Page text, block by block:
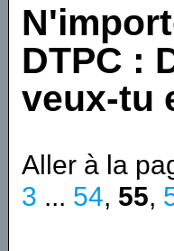
DTPC :
veux-tu
Aller à la
3 ... 54, 55,